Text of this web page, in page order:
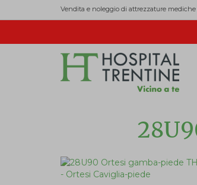
Vendita e noleggio di attrezzature mediche